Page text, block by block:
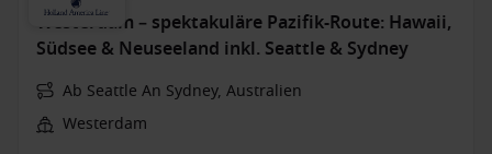
Westerdam – spektakuläre Pazifik-Route: Hawaii,
Südsee & Neuseeland inkl. Seattle & Sydney
Ab Seattle An Sydney, Australien
Westerdam